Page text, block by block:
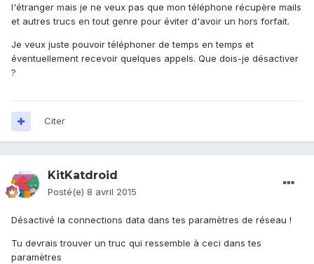
l'étranger mais je ne veux pas que mon téléphone récupère mails
et autres trucs en tout genre pour éviter d'avoir un hors forfait.
Je veux juste pouvoir téléphoner de temps en temps et
éventuellement recevoir quelques appels. Que dois-je désactiver
?
Citer
KitKatdroid
Posté(e) 8 avril 2015
Désactivé la connections data dans tes paramètres de réseau !
Tu devrais trouver un truc qui ressemble à ceci dans tes
paramètres